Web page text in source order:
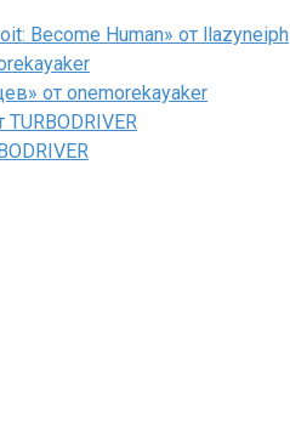
Become Human» от llazyneiph
от onemorekayaker